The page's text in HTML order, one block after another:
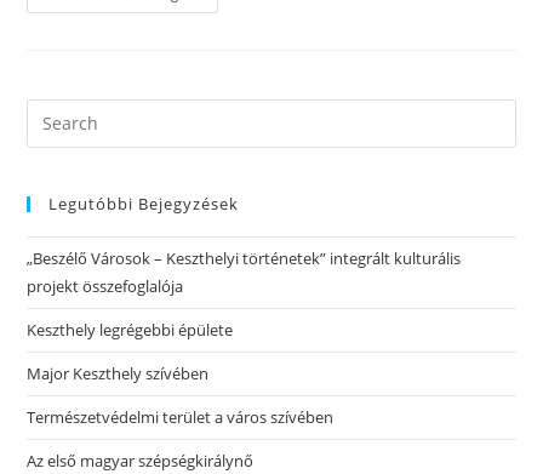
Legutóbbi Bejegyzések
„Beszélő Városok – Keszthelyi történetek” integrált kulturális
projekt összefoglalója
Keszthely legrégebbi épülete
Major Keszthely szívében
Természetvédelmi terület a város szívében
Az első magyar szépségkirálynő